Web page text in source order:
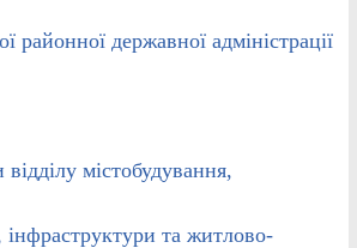
районної державної адміністрації
містобудування,
інфраструктури та житлово-